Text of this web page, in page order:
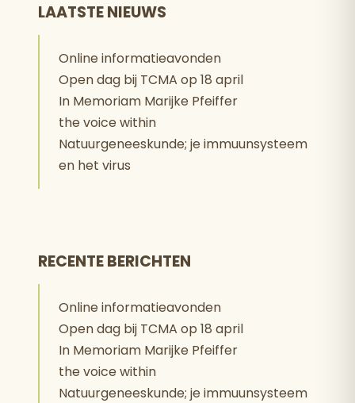
LAATSTE NIEUWS
Online informatieavonden
Open dag bij TCMA op 18 april
In Memoriam Marijke Pfeiffer
the voice within
Natuurgeneeskunde; je immuunsysteem
en het virus
RECENTE BERICHTEN
Online informatieavonden
Open dag bij TCMA op 18 april
In Memoriam Marijke Pfeiffer
the voice within
Natuurgeneeskunde; je immuunsysteem